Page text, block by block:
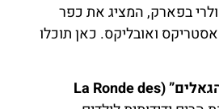
בפארק, המציג את כפר
ואובליקס. כאן תוכלו
“המסלול של הגאלים” (La Ronde des